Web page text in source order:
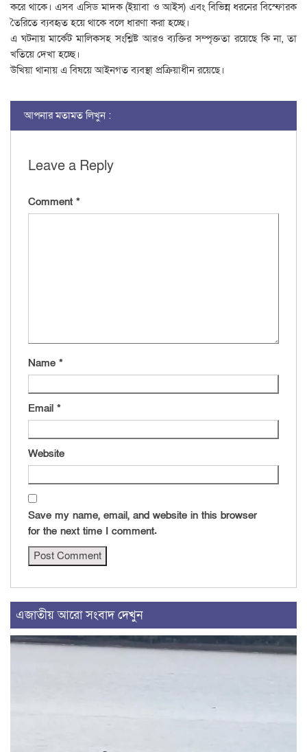
করে থাকে। এসব এসিড মাদক (ইয়াবা ও আইস) এবং বিভিন্ন ধরনের বিস্ফোরক
তৈরিতে ব্যবহৃত হয়ে থাকে বলে ধারণা করা হচ্ছে।
এ ঘটনায় মার্কেট মালিকসহ সংশ্লিষ্ট আরও ব্যক্তির সম্পৃক্ততা রয়েছে কি না, তা
খতিয়ে দেখা হচ্ছে।
উখিয়া থানায় এ বিষয়ে আইনগত ব্যবস্থা প্রক্রিয়াধীন রয়েছে।
আপনার মতামত লিখুন :
Leave a Reply
Comment *
Name *
Email *
Website
Save my name, email, and website in this browser
for the next time I comment.
এজাতীয় আরো সংবাদ দেখুন